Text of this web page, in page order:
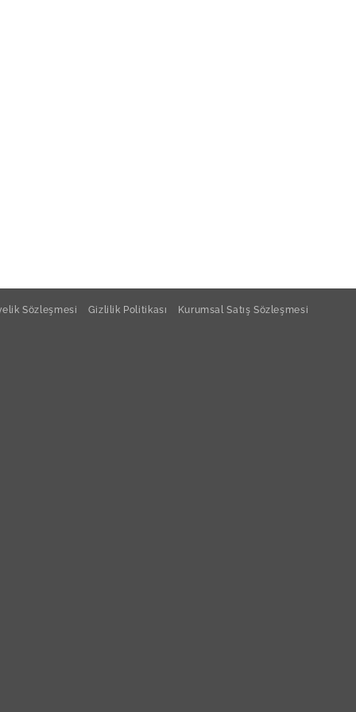
Sözleşmesi Gizlilik Politikası Kurumsal Satış Sözleşmesi